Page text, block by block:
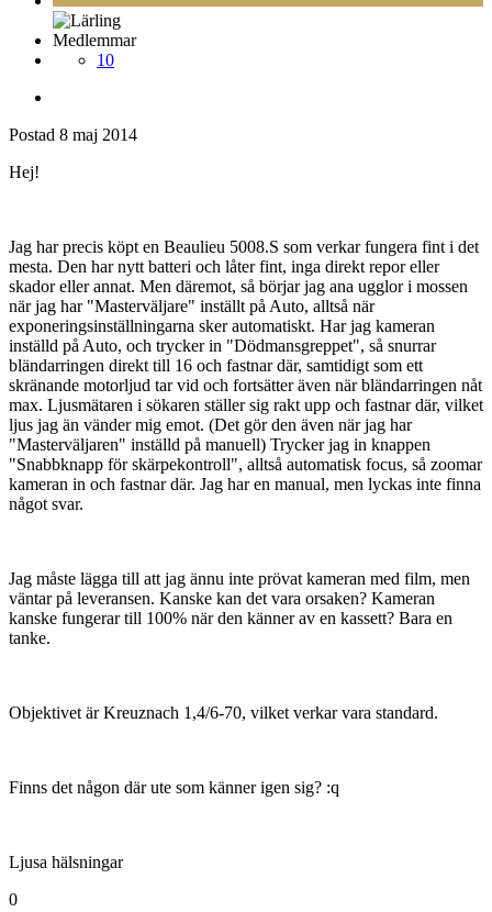
Medlemmar
10
Postad 8 maj 2014
Hej!
Jag har precis köpt en Beaulieu 5008.S som verkar fungera fint i det
mesta. Den har nytt batteri och låter fint, inga direkt repor eller
skador eller annat. Men däremot, så börjar jag ana ugglor i mossen
när jag har "Masterväljare" inställt på Auto, alltså när
exponeringsinställningarna sker automatiskt. Har jag kameran
inställd på Auto, och trycker in "Dödmansgreppet", så snurrar
bländarringen direkt till 16 och fastnar där, samtidigt som ett
skränande motorljud tar vid och fortsätter även när bländarringen nåt
max. Ljusmätaren i sökaren ställer sig rakt upp och fastnar där, vilket
ljus jag än vänder mig emot. (Det gör den även när jag har
"Masterväljaren" inställd på manuell) Trycker jag in knappen
"Snabbknapp för skärpekontroll", alltså automatisk focus, så zoomar
kameran in och fastnar där. Jag har en manual, men lyckas inte finna
något svar.
Jag måste lägga till att jag ännu inte prövat kameran med film, men
väntar på leveransen. Kanske kan det vara orsaken? Kameran
kanske fungerar till 100% när den känner av en kassett? Bara en
tanke.
Objektivet är Kreuznach 1,4/6-70, vilket verkar vara standard.
Finns det någon där ute som känner igen sig? :q
Ljusa hälsningar
0